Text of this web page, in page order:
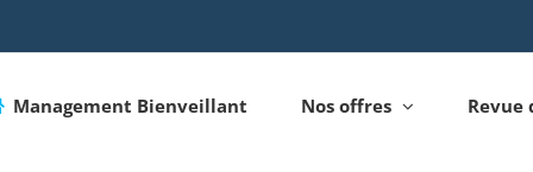
Management Bienveillant Nos offres Revue